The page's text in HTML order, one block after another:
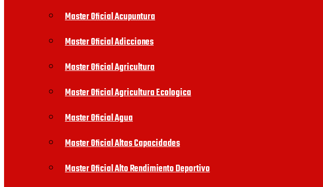
Master Oficial Acupuntura
Master Oficial Adicciones
Master Oficial Agricultura
Master Oficial Agricultura Ecologica
Master Oficial Agua
Master Oficial Altas Capacidades
Master Oficial Alto Rendimiento Deportivo